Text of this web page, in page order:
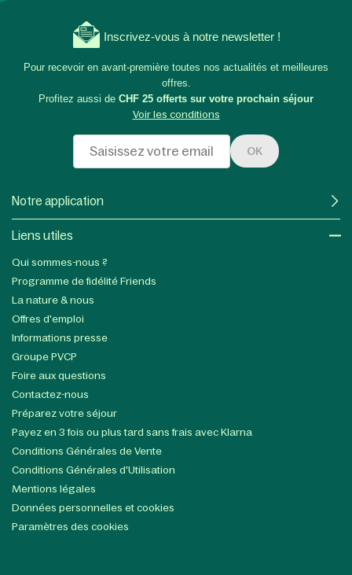
Inscrivez-vous à notre newsletter !
Pour recevoir en avant-première toutes nos actualités et meilleures
offres.
Profitez aussi de CHF 25 offerts sur votre prochain séjour
Voir les conditions
OK
Notre application
Liens utiles​
Qui sommes-nous ?
Programme de fidélité Friends
La nature & nous
Offres d'emploi
Informations presse
Groupe PVCP
Foire aux questions
Contactez-nous
Préparez votre séjour
Payez en 3 fois ou plus tard sans frais avec Klarna
Conditions Générales de Vente
Conditions Générales d'Utilisation
Mentions légales
Données personnelles et cookies
Paramètres des cookies